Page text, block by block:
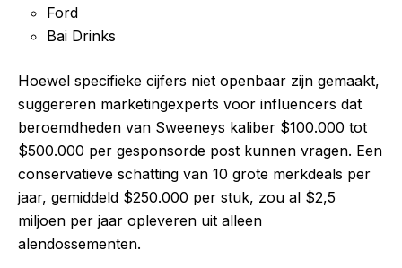
Ford
Bai Drinks
Hoewel specifieke cijfers niet openbaar zijn gemaakt,
suggereren marketingexperts voor influencers dat
beroemdheden van Sweeneys kaliber $100.000 tot
$500.000 per gesponsorde post kunnen vragen. Een
conservatieve schatting van 10 grote merkdeals per
jaar, gemiddeld $250.000 per stuk, zou al $2,5
miljoen per jaar opleveren uit alleen
alendossementen.